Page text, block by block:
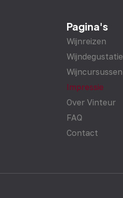
Pagina's
Wijnreizen
Wijndegustatie
Wijncursussen
Impressie
Over Vinteur
FAQ
Contact